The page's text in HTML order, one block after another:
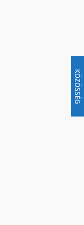
KÖZÖSSÉG